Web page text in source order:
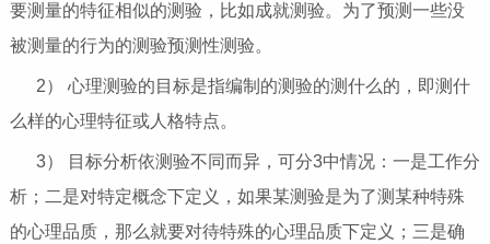
要测量的特征相似的测验，比如成就测验。为了预测一些没
被测量的行为的测验预测性测验。
2） 心理测验的目标是指编制的测验的测什么的，即测什
么样的心理特征或人格特点。
3） 目标分析依测验不同而异，可分3中情况：一是工作分
析；二是对特定概念下定义，如果某测验是为了测某种特殊
的心理品质，那么就要对待特殊的心理品质下定义；三是确